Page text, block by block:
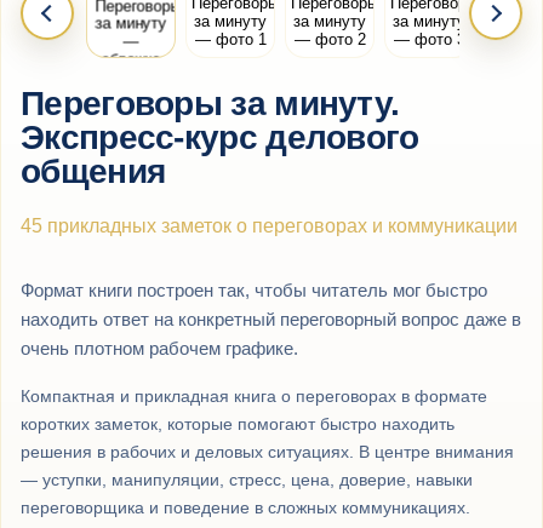
Переговоры за минуту.
Экспресс-курс делового
общения
45 прикладных заметок о переговорах и коммуникации
Формат книги построен так, чтобы читатель мог быстро
находить ответ на конкретный переговорный вопрос даже в
очень плотном рабочем графике.
Компактная и прикладная книга о переговорах в формате
коротких заметок, которые помогают быстро находить
решения в рабочих и деловых ситуациях. В центре внимания
— уступки, манипуляции, стресс, цена, доверие, навыки
переговорщика и поведение в сложных коммуникациях.